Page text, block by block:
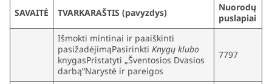
SAVAITĖ TVARKARAŠTIS (pavyzdys)
Nuorodų
puslapiai
Išmokti mintinai ir paaiškinti
pasižadėjimąPasirinkti Knygų klubo
knygasPristatyti „Šventosios Dvasios
darbą“Narystė ir pareigos
7797